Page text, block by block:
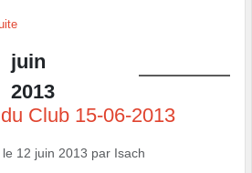
juin
2013
Club 15-06-2013
12 juin 2013 par Isach